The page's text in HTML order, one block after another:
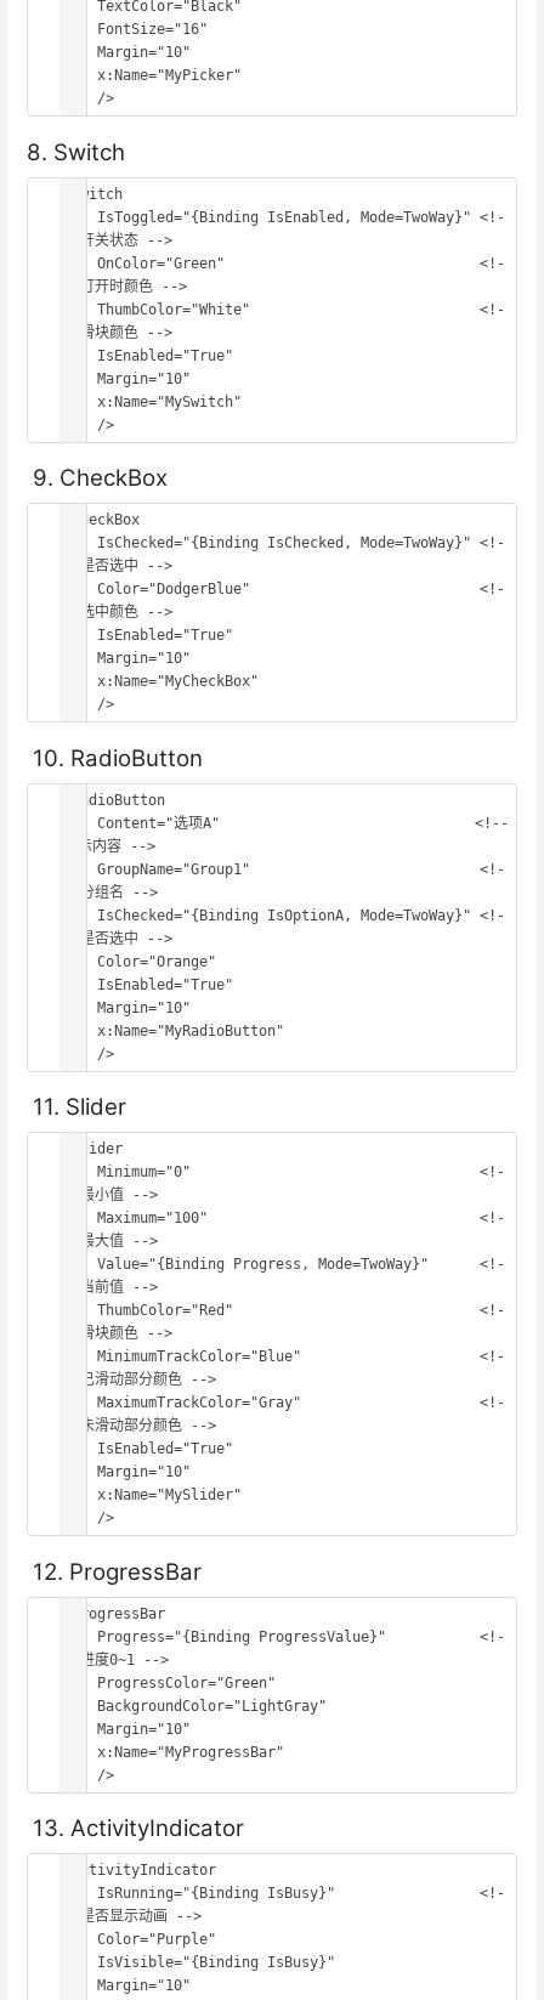
TextColor="Black"
FontSize="16"
Margin="10"
x:Name="MyPicker"
/>
8. Switch
<Switch
IsToggled="{Binding IsEnabled, Mode=TwoWay}" <!-
- 开关状态 -->
OnColor="Green"                              <!-
- 打开时颜色 -->
ThumbColor="White"                           <!-
- 滑块颜色 -->
IsEnabled="True"
Margin="10"
x:Name="MySwitch"
/>
9. CheckBox
<CheckBox
IsChecked="{Binding IsChecked, Mode=TwoWay}" <!-
- 是否选中 -->
Color="DodgerBlue"                           <!-
- 选中颜色 -->
IsEnabled="True"
Margin="10"
x:Name="MyCheckBox"
/>
10. RadioButton
<RadioButton
Content="选项A"                              <!--
显示内容 -->
GroupName="Group1"                           <!-
- 分组名 -->
IsChecked="{Binding IsOptionA, Mode=TwoWay}" <!-
- 是否选中 -->
Color="Orange"
IsEnabled="True"
Margin="10"
x:Name="MyRadioButton"
/>
11. Slider
<Slider
Minimum="0"                                  <!-
- 最小值 -->
Maximum="100"                                <!-
- 最大值 -->
Value="{Binding Progress, Mode=TwoWay}"      <!-
- 当前值 -->
ThumbColor="Red"                             <!-
- 滑块颜色 -->
MinimumTrackColor="Blue"                     <!-
- 已滑动部分颜色 -->
MaximumTrackColor="Gray"                     <!-
- 未滑动部分颜色 -->
IsEnabled="True"
Margin="10"
x:Name="MySlider"
/>
12. ProgressBar
<ProgressBar
Progress="{Binding ProgressValue}"           <!-
- 进度0~1 -->
ProgressColor="Green"
BackgroundColor="LightGray"
Margin="10"
x:Name="MyProgressBar"
/>
13. ActivityIndicator
<ActivityIndicator
IsRunning="{Binding IsBusy}"                 <!-
- 是否显示动画 -->
Color="Purple"
IsVisible="{Binding IsBusy}"
Margin="10"